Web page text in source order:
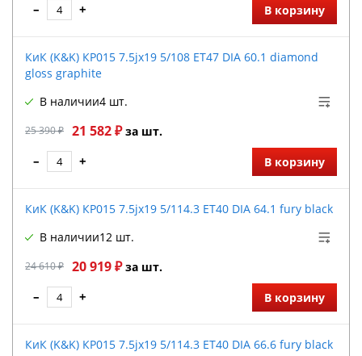
– + В корзину
КиК (K&K) КР015 7.5jx19 5/108 ET47 DIA 60.1 diamond
gloss graphite
25 390 ₽ 21 582 ₽за шт.
В наличии4 шт.
– + В корзину
КиК (K&K) КР015 7.5jx19 5/114.3 ET40 DIA 64.1 fury black
24 610 ₽ 20 919 ₽за шт.
В наличии12 шт.
– + В корзину
КиК (K&K) КР015 7.5jx19 5/114.3 ET40 DIA 66.6 fury black